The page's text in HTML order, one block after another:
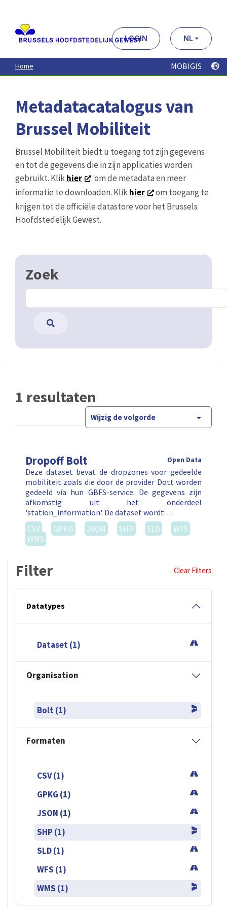
contenu
principal
LOGIN NL
Home MOBIGIS
Metadatacatalogus van
Brussel Mobiliteit
Brussel Mobiliteit biedt u toegang tot zijn gegevens
en tot de gegevens die in zijn applicaties worden
gebruikt. Klikhier
. om de metadata en meer
informatie te downloaden. Klikhier
om toegang te
krijgen tot de officiële datastore voor het Brussels
Hoofdstedelijk Gewest.
Zoek
1 resultaten
Wijzig de volgorde
Dropoff Bolt Open Data
Deze dataset bevat de dropzones voor gedeelde
mobiliteit zoals die door de provider Dott worden
gedeeld via hun GBFS-service. De gegevens zijn
afkomstig uit het onderdeel
'station_information'. De dataset wordt …
CSV
GPKG JSON SHP SLD
WFS
WMS
Filter Clear Filters
Datatypes
Dataset (1)
Organisation
Bolt (1)
Formaten
CSV (1)
GPKG (1)
JSON (1)
SHP (1)
SLD (1)
WFS (1)
WMS (1)